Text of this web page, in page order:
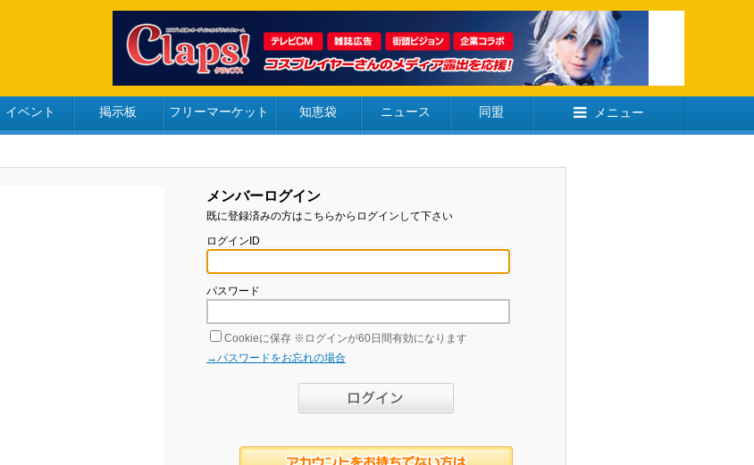
イベント 掲示板 フリーマーケット 知恵袋 ニュース 同盟 メニュー
メンバーログイン
既に登録済みの方はこちらからログインして下さい
ログインID
パスワード
Cookieに保存 ※ログインが60日間有効になります
→パスワードをお忘れの場合